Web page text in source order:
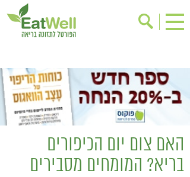
בישול בריא
אינדקס עסקים
ריפוי ומניעת מחלות
בריאות האישה
מתכוני בריאות
אירועים
שינוי תזונתי
גישות בתזונה
דיאטה
האם צום יום הכיפורים
בריא? המומחים מסבירים